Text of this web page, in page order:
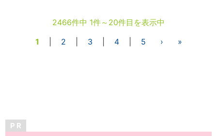
2466件中 1件～20件目を表示中
1
2 3 4| 5 › »
P R